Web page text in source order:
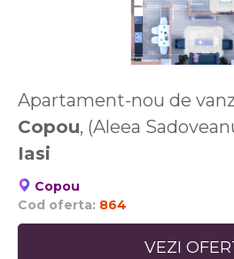
Apartament-nou de
Copou, (Aleea
Iasi
Copou
Cod oferta: 864
VEZI